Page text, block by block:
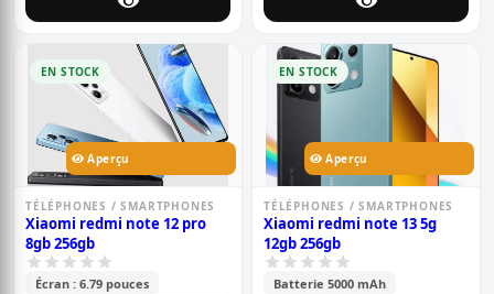
EN STOCK
Aperçu
TÉLÉPHONES / SMARTPHONES
Xiaomi redmi note 12 pro
8gb 256gb
Écran : 6.79 pouces
EN STOCK
Aperçu
TÉLÉPHONES / SMARTPHONES
Xiaomi redmi note 13 5g
12gb 256gb
Batterie 5000 mAh